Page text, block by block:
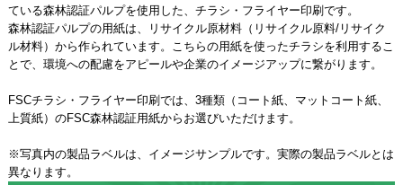
ている森林認証パルプを使用した、チラシ・フライヤー印刷です。
森林認証パルプの用紙は、リサイクル原材料（リサイクル原料/リサイク
ル材料）から作られています。こちらの用紙を使ったチラシを利用するこ
とで、環境への配慮をアピールや企業のイメージアップに繋がります。
FSCチラシ・フライヤー印刷では、3種類（コート紙、マットコート紙、
上質紙）のFSC森林認証用紙からお選びいただけます。
※写真内の製品ラベルは、イメージサンプルです。実際の製品ラベルとは
異なります。